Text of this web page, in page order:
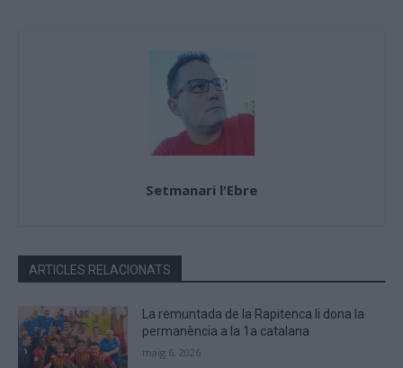
Setmanari l'Ebre
ARTICLES RELACIONATS
La remuntada de la Rapitenca li dona la
permanència a la 1a catalana
maig 6, 2026